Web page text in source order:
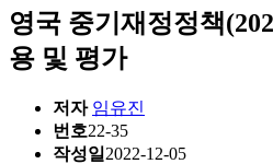
영국 중기재정정책
용 및 평가
저자 임유진
번호22-35
작성일 2022-12-05